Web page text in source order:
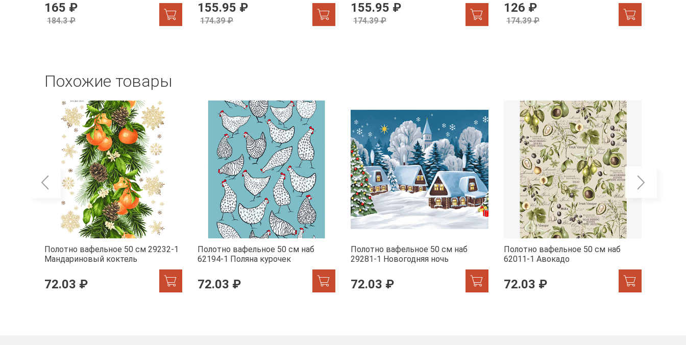
165 ₽
184.3 ₽
155.95 ₽
174.39 ₽
155.95 ₽
174.39 ₽
126 ₽
174.39 ₽
Похожие товары
Полотно вафельное 50 см 29232-1
Мандариновый коктель
72.03 ₽
Полотно вафельное 50 см наб
62194-1 Поляна курочек
72.03 ₽
Полотно вафельное 50 см наб
29281-1 Новогодняя ночь
72.03 ₽
Полотно вафельное 50 см наб
62011-1 Авокадо
72.03 ₽